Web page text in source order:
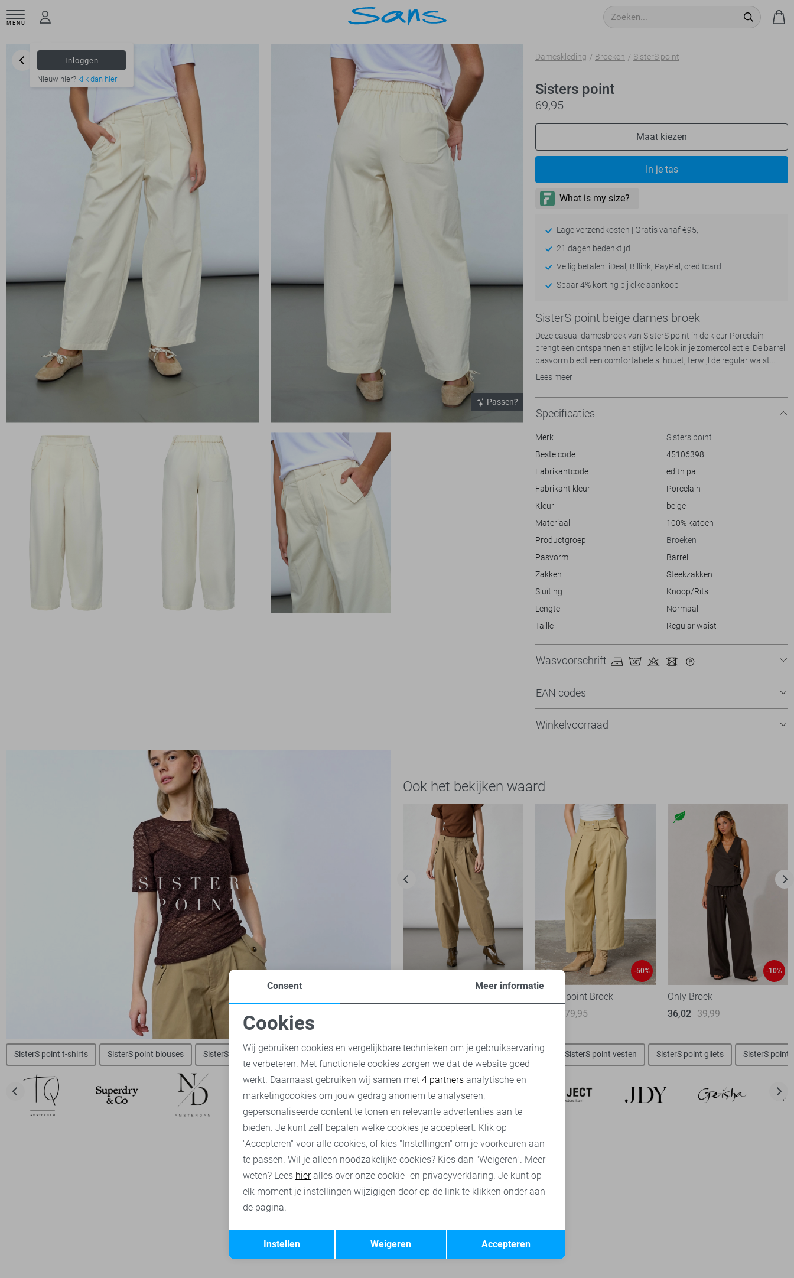
MENU
Inloggen
Nieuw hier? klik dan hier
Passen?
Dameskleding Broeken SisterS point
Sisters point
69,95
Maat kiezen
In je tas
Lage verzendkosten | Gratis vanaf €95,-
21 dagen bedenktijd
Veilig betalen: iDeal, Billink, PayPal, creditcard
Spaar 4% korting bij elke aankoop
SisterS point beige dames broek
Deze casual damesbroek van SisterS point in de kleur Porcelain
brengt een ontspannen en stijlvolle look in je zomercollectie. De barrel
pasvorm biedt een comfortabele silhouet, terwijl de regular waist
taille zorgt voor een tijdloze uitstraling. Met handige steekzakken en
functionaliteit. Het gebruik van 100% katoen maakt de stof niet alleen
zacht maar ook ademend, ideaal voor warme dagen.
Of je nu een dagje in de stad bent of een informele bijeenkomst
normale lengte past goed bij zowel sneakers als elegante schoenen,
waardoor je eindeloos kunt combineren. De subtiele plooitjes aan de
voorkant geven de broek extra diepte en karakter. Combineer met een
dag comfortabel houdt.
Lees meer
Specificaties
Merk
Sisters point
Bestelcode
45106398
Fabrikantcode
edith pa
Fabrikant kleur
Porcelain
Kleur
beige
Materiaal
100% katoen
Productgroep
Broeken
Pasvorm
Barrel
Zakken
Steekzakken
Sluiting
Knoop/Rits
Lengte
Normaal
Taille
Regular waist
Wasvoorschrift
EAN codes
Winkelvoorraad
Ook het bekijken waard
-50%
SisterS point Broek
79,95
-10%
Only Broek
36,02 39,99
SisterS point t-shirts SisterS point blouses SisterS point jassen SisterS point jurken SisterS point broeken SisterS point tops SisterS point vesten SisterS point gilets SisterS point
Noodzakelijke cookies
Analytische cookies Marketing cookies
Terug Opslaan
Consent Meer informatie
Cookies
Wij gebruiken cookies en vergelijkbare technieken om je gebruikservaring
te verbeteren. Met functionele cookies zorgen we dat de website goed
werkt. Daarnaast gebruiken wij samen met 4 partners analytische en
marketingcookies om jouw gedrag anoniem te analyseren,
gepersonaliseerde content te tonen en relevante advertenties aan te
bieden. Je kunt zelf bepalen welke cookies je accepteert. Klik op
"Accepteren" voor alle cookies, of kies "Instellingen" om je voorkeuren aan
te passen. Wil je alleen noodzakelijke cookies? Kies dan "Weigeren". Meer
weten? Lees hieralles over onze cookie- en privacyverklaring. Je kunt op
elk moment je instellingen wijzigigen door op de link te klikken onder aan
de pagina.
Accepteren
Weigeren
Instellen